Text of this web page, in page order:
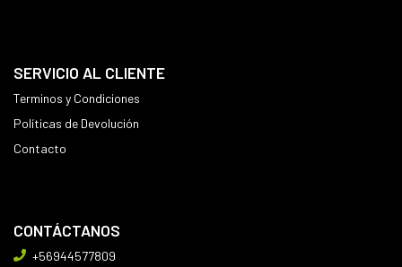
SERVICIO AL CLIENTE
Terminos y Condiciones
Políticas de Devolución
Contacto
CONTÁCTANOS
+56944577809